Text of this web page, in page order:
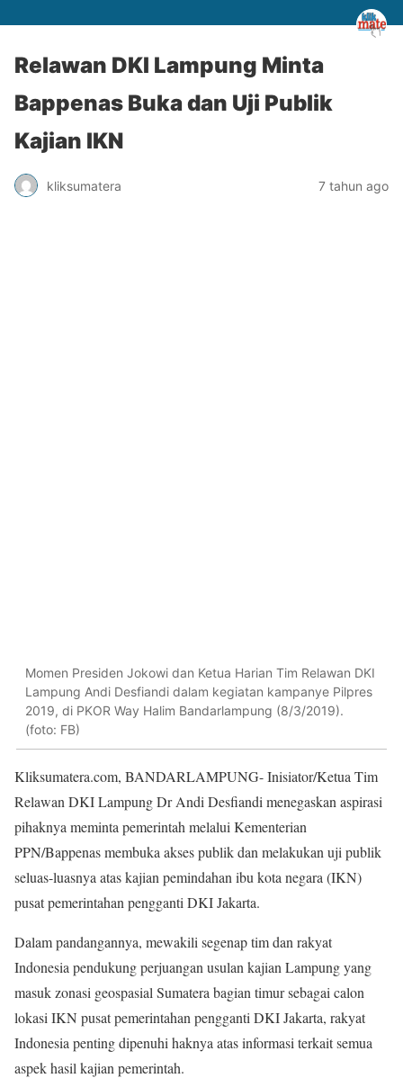
Relawan DKI Lampung Minta
Bappenas Buka dan Uji Publik
Kajian IKN
kliksumatera 7 tahun ago
Momen Presiden Jokowi dan Ketua Harian Tim Relawan DKI
Lampung Andi Desfiandi dalam kegiatan kampanye Pilpres
2019, di PKOR Way Halim Bandarlampung (8/3/2019).
(foto: FB)
Kliksumatera.com, BANDARLAMPUNG- Inisiator/Ketua Tim
Relawan DKI Lampung Dr Andi Desfiandi menegaskan aspirasi
pihaknya meminta pemerintah melalui Kementerian
PPN/Bappenas membuka akses publik dan melakukan uji publik
seluas-luasnya atas kajian pemindahan ibu kota negara (IKN)
pusat pemerintahan pengganti DKI Jakarta.
Dalam pandangannya, mewakili segenap tim dan rakyat
Indonesia pendukung perjuangan usulan kajian Lampung yang
masuk zonasi geospasial Sumatera bagian timur sebagai calon
lokasi IKN pusat pemerintahan pengganti DKI Jakarta, rakyat
Indonesia penting dipenuhi haknya atas informasi terkait semua
aspek hasil kajian pemerintah.